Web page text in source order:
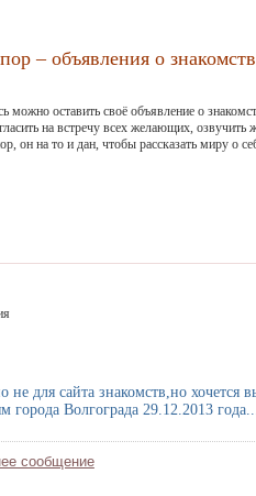
– объявления о
можно оставить своё объявление о
на встречу всех желающих, озвучить
он на то и дан, чтобы рассказать миру о
не для сайта знакомств,но
города Волгограда 29.12.2013 года...
сообщение